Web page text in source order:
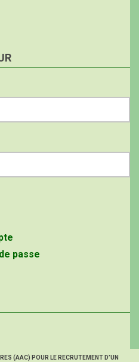
passe
(AAC) POUR LE RECRUTEMENT D’UN